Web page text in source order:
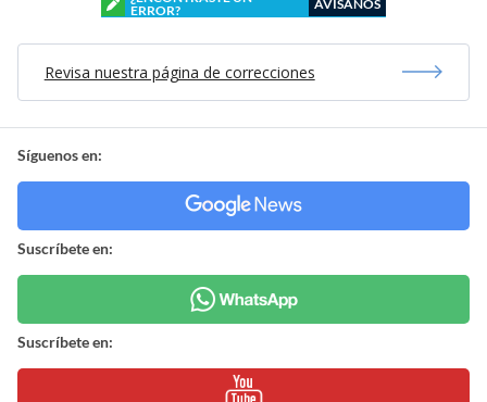
ERROR?
AVÍSANOS
Revisa nuestra página de correcciones
Síguenos en:
Suscríbete en:
Suscríbete en: